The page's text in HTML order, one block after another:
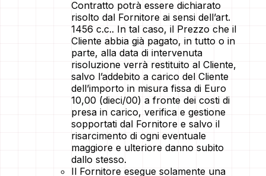
Contratto potrà essere dichiarato
risolto dal Fornitore ai sensi dell’art.
1456 c.c.. In tal caso, il Prezzo che il
Cliente abbia già pagato, in tutto o in
parte, alla data di intervenuta
risoluzione verrà restituito al Cliente,
salvo l’addebito a carico del Cliente
dell’importo in misura fissa di Euro
10,00 (dieci/00) a fronte dei costi di
presa in carico, verifica e gestione
sopportati dal Fornitore e salvo il
risarcimento di ogni eventuale
maggiore e ulteriore danno subito
dallo stesso.
Il Fornitore esegue solamente una